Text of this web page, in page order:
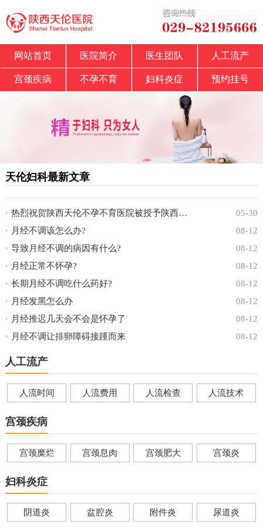
网站首页 医院简介 医生团队 人工流产
宫颈疾病 不孕不育 妇科炎症 预约挂号
天伦妇科最新文章
05-30
热烈祝贺陕西天伦不孕不育医院被授予陕西省中
08-12
月经不调该怎么办?
08-12
导致月经不调的病因有什么?
08-12
月经正常不怀孕?
08-12
长期月经不调吃什么药好?
08-12
月经发黑怎么办
08-12
月经推迟几天会不会是怀孕了
08-12
月经不调让排卵障碍接踵而来
人工流产
人流时间 人流费用 人流检查 人流技术
宫颈疾病
宫颈糜烂 宫颈息肉 宫颈肥大 宫颈炎
妇科炎症
阴道炎 盆腔炎 附件炎 尿道炎